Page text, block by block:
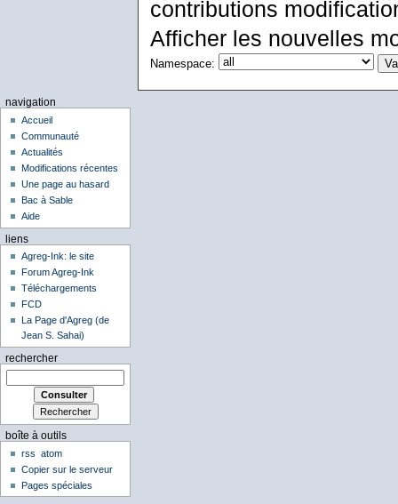
contributions
Afficher les nouvelles
Namespace:
navigation
Accueil
Communauté
Actualités
Modifications récentes
Une page au hasard
Bac à Sable
Aide
liens
Agreg-Ink: le site
Forum Agreg-Ink
Téléchargements
FCD
La Page d'Agreg (de
Jean S. Sahai)
rechercher
boîte à outils
rss
atom
Copier sur le serveur
Pages spéciales